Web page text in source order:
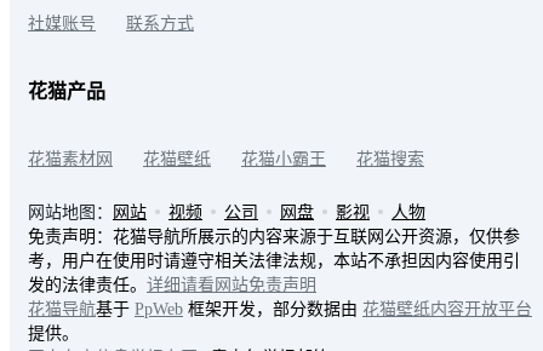
社媒账号
联系方式
花猫产品
花猫素材网 花猫壁纸 花猫小霸王 花猫搜索
网站地图： 网站 视频 公司 网盘 影视
人物
免责声明：花猫导航所展示的内容来源于互联网公开资源，仅供参
考，用户在使用时请遵守相关法律法规，本站不承担因内容使用引
发的法律责任。 详细请看网站免责声明
花猫导航基于 PpWeb 框架开发，部分数据由 花猫壁纸内容开放平台
提供。